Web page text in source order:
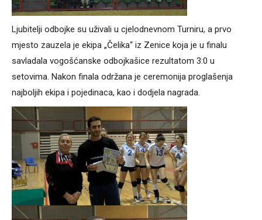
Ljubitelji odbojke su uživali u cjelodnevnom Turniru, a prvo
mjesto zauzela je ekipa „Čelika“ iz Zenice koja je u finalu
savladala vogošćanske odbojkašice rezultatom 3:0 u
setovima. Nakon finala održana je ceremonija proglašenja
najboljih ekipa i pojedinaca, kao i dodjela nagrada.